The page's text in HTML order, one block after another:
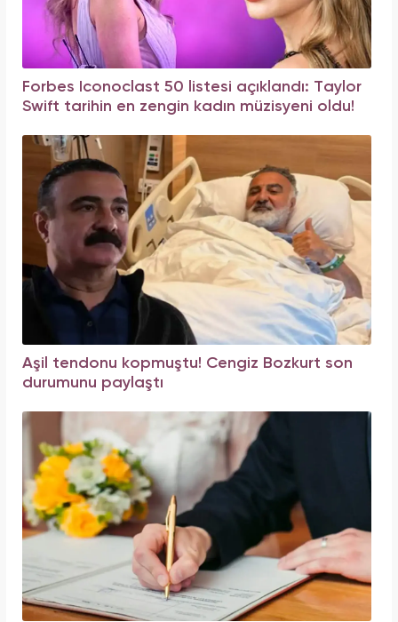
Forbes Iconoclast 50 listesi açıklandı: Taylor
Swift tarihin en zengin kadın müzisyeni oldu!
Aşil tendonu kopmuştu! Cengiz Bozkurt son
durumunu paylaştı